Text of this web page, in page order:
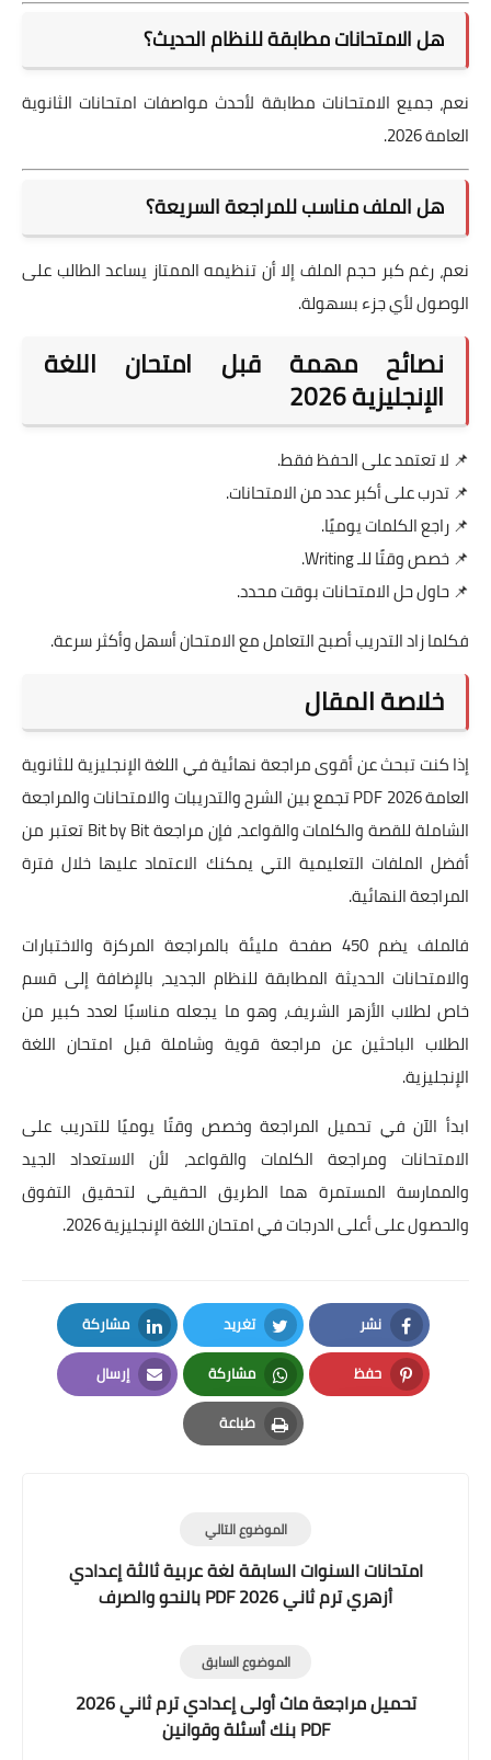
هل الامتحانات مطابقة للنظام الحديث؟
نعم، جميع الامتحانات مطابقة لأحدث مواصفات امتحانات الثانوية
العامة 2026.
هل الملف مناسب للمراجعة السريعة؟
نعم، رغم كبر حجم الملف إلا أن تنظيمه الممتاز يساعد الطالب على
الوصول لأي جزء بسهولة.
نصائح مهمة قبل امتحان اللغة
الإنجليزية 2026
📌 لا تعتمد على الحفظ فقط.
📌 تدرب على أكبر عدد من الامتحانات.
📌 راجع الكلمات يوميًا.
📌 خصص وقتًا للـ Writing.
📌 حاول حل الامتحانات بوقت محدد.
فكلما زاد التدريب أصبح التعامل مع الامتحان أسهل وأكثر سرعة.
خلاصة المقال
إذا كنت تبحث عن أقوى مراجعة نهائية في اللغة الإنجليزية للثانوية
العامة 2026 PDF تجمع بين الشرح والتدريبات والامتحانات والمراجعة
الشاملة للقصة والكلمات والقواعد، فإن مراجعة Bit by Bit تعتبر من
أفضل الملفات التعليمية التي يمكنك الاعتماد عليها خلال فترة
المراجعة النهائية.
فالملف يضم 450 صفحة مليئة بالمراجعة المركزة والاختبارات
والامتحانات الحديثة المطابقة للنظام الجديد، بالإضافة إلى قسم
خاص لطلاب الأزهر الشريف، وهو ما يجعله مناسبًا لعدد كبير من
الطلاب الباحثين عن مراجعة قوية وشاملة قبل امتحان اللغة
الإنجليزية.
ابدأ الآن في تحميل المراجعة وخصص وقتًا يوميًا للتدريب على
الامتحانات ومراجعة الكلمات والقواعد، لأن الاستعداد الجيد
والممارسة المستمرة هما الطريق الحقيقي لتحقيق التفوق
والحصول على أعلى الدرجات في امتحان اللغة الإنجليزية 2026.
نشر
Facebook
تغريد
Twitter
مشاركة
LinkedIn
حفظ
Pinterest
مشاركة
Whatsapp
إرسال
Email
طباعة
Print
الموضوع التالي
امتحانات السنوات السابقة لغة عربية ثالثة إعدادي
أزهري ترم ثاني 2026 PDF بالنحو والصرف
والمطالعة والنصوص
الموضوع السابق
تحميل مراجعة ماث أولى إعدادي ترم ثاني 2026
PDF بنك أسئلة وقوانين